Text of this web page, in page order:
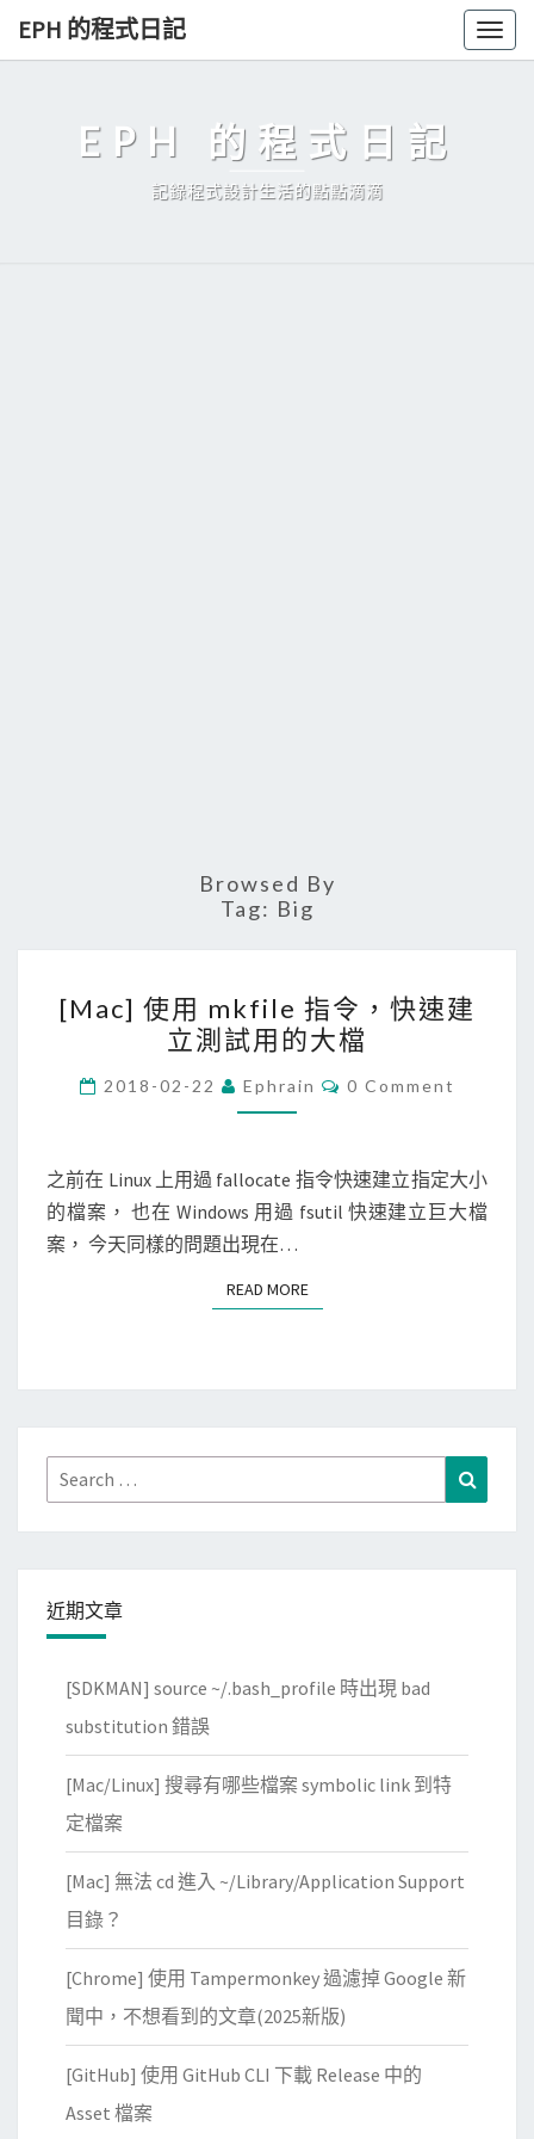
Skip
EPH 的程式日記
EPH 的程式日記
記錄程式設計生活的點點滴滴
Browsed By
Tag: Big
M
a
c
]
用
m
k
i
快
速
建
用
大
檔
[Mac] 使用 mkfile 指令，快速建
立測試用的大檔
2018-02-22 Ephrain
C
N
T
S
0 Comment
之前在 Linux 上用過 fallocate 指令快速建立指定大小
的檔案， 也在 Windows 用過 fsutil 快速建立巨大檔
案， 今天同樣的問題出現在…
READ MOREREAD MORE
Search
for:
近期文章
[SDKMAN] source ~/.bash_profile 時出現 bad
substitution 錯誤
[Mac/Linux] 搜尋有哪些檔案 symbolic link 到特
定檔案
[Mac] 無法 cd 進入 ~/Library/Application Support
目錄？
[Chrome] 使用 Tampermonkey 過濾掉 Google 新
聞中，不想看到的文章(2025新版)
[GitHub] 使用 GitHub CLI 下載 Release 中的
Asset 檔案